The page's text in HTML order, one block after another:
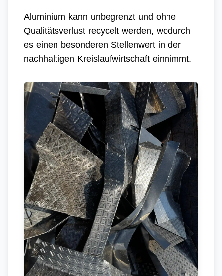
Aluminium kann unbegrenzt und ohne
Qualitätsverlust recycelt werden, wodurch
es einen besonderen Stellenwert in der
nachhaltigen Kreislaufwirtschaft einnimmt.